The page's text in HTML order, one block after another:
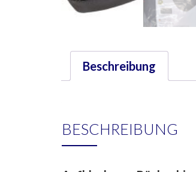
Beschreibung
BESCHREIBUNG